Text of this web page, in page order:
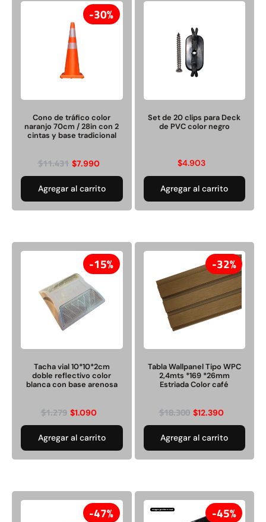
30%
Cono de tráfico color
naranjo 70cm / 28in con 2
cintas y base tradicional
$11.431 $7.990
Agregar al carrito
Set de 20 clips para Deck
de PVC color negro
$4.903
Agregar al carrito
15%
Tacha vial 10*10*2cm
doble reflectivo color
blanca con base arenosa
$1.279 $1.090
Agregar al carrito
32%
Tabla Wallpanel Tipo WPC
2,4mts *169 *26mm
Estriada Color café
$18.300 $12.390
Agregar al carrito
47% 45%